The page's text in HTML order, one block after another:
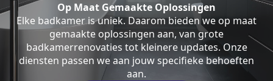
Op Maat Gemaakte Oplossingen
Elke badkamer is uniek. Daarom bieden we op maat
gemaakte oplossingen aan, van grote
badkamerrenovaties tot kleinere updates. Onze
diensten passen we aan jouw specifieke behoeften
aan.